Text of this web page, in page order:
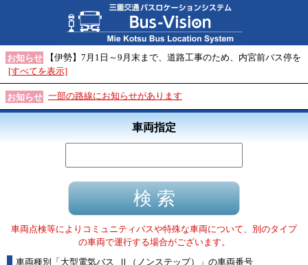
お知らせ
【伊勢】7月1日～9月末まで、道路工事のため、内宮前バス停を
[すべてを表示]
お知らせ 一部の路線にお知らせがあります
車両指定
車両点検等によりコミュニティバスや特殊な車両について、別のタイプ
の車両で運行する場合がございます。
車両種別
「 大型電気バス_Ⅱ（ノンステップ） 」 の車両番号